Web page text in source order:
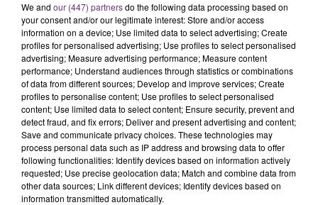
We and our (447) partnersdo the following data processing based on
your consent and/or our legitimate interest: Store and/or access
information on a device; Use limited data to select advertising; Create
profiles for personalised advertising; Use profiles to select personalised
advertising; Measure advertising performance; Measure content
performance; Understand audiences through statistics or combinations
of data from different sources; Develop and improve services; Create
profiles to personalise content; Use profiles to select personalised
content; Use limited data to select content; Ensure security, prevent and
detect fraud, and fix errors; Deliver and present advertising and content;
Save and communicate privacy choices. These technologies may
process personal data such as IP address and browsing data to offer
following functionalities: Identify devices based on information actively
requested; Use precise geolocation data; Match and combine data from
other data sources; Link different devices; Identify devices based on
information transmitted automatically.